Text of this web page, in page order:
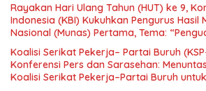
Rayakan Hari Ulang Tahun (HUT) ke 9,
Indonesia (KBI) Kukuhkan Pengurus Hasil
Nasional (Munas) Pertama, Tema:
Pengembangan Organisasi KBI yang
Indonesia dan Mancanegara”.
Koalisi Serikat Pekerja– Partai Buruh
Konferensi Pers dan Sarasehan:
Koalisi Serikat Pekerja–Partai Buruh untuk